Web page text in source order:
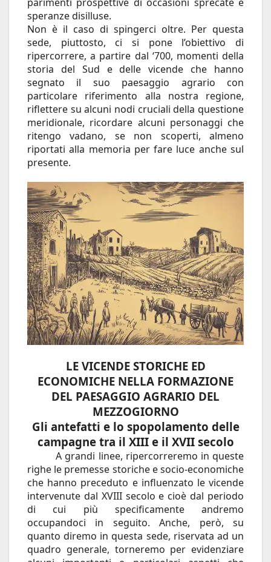
speranze disilluse.
Non è il caso di spingerci oltre. Per questa
sede, piuttosto, ci si pone l’obiettivo di
ripercorrere, a partire dal ‘700, momenti della
storia del Sud e delle vicende che hanno
segnato il suo paesaggio agrario con
particolare riferimento alla nostra regione,
riflettere su alcuni nodi cruciali della questione
meridionale, ricordare alcuni personaggi che
ritengo vadano, se non scoperti, almeno
riportati alla memoria per fare luce anche sul
presente.
LE VICENDE STORICHE ED
ECONOMICHE NELLA FORMAZIONE
DEL PAESAGGIO AGRARIO DEL
MEZZOGIORNO
Gli antefatti e lo spopolamento delle
campagne tra il XIII e il XVII secolo
A grandi linee, ripercorreremo in queste
righe le premesse storiche e socio-economiche
che hanno preceduto e influenzato le vicende
intervenute dal XVIII secolo e cioè dal periodo
di cui più specificamente andremo
occupandoci in seguito. Anche, però, su
quanto diremo in questa sede, riservata ad un
quadro generale, torneremo per evidenziare